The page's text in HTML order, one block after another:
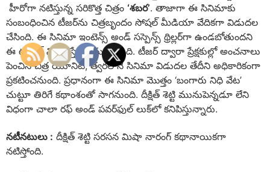
హీరోగా నటిస్తున్న సరికొత్త చిత్రం ‘శబర’. తాజాగా ఈ సినిమాకు
సంబంధించిన టీజర్‌ను చిత్రబృందం సోషల్ మీడియా వేదికగా విడుదల
చేసింది. ఈ సినిమా ఇంటెన్స్ అండ్ సస్పెన్స్ థ్రిల్లర్‌గా ఉండబోతుందని
ఈ టిజాజ్ ని చూస్తే అర్థమవుతోంది. టీజర్ ద్వారా ప్రేక్షకుల్లో అంచనాలు
పెంచిన చిత్ర యూనిట్, త్వరలోనే సినిమా విడుదల తేదీని అధికారికంగా
ప్రకటించనుంది. ప్రధానంగా ఈ సినిమా మొత్తం ‘బంగారు నిధి వేట’
చుట్టూ తిరిగే కథాంశంతో సాగనుంది. దీక్షిత్ శెట్టి మునుపెన్నడూ లేని
విధంగా చాలా రఫ్ అండ్ పవర్‌ఫుల్ లుక్‌లో కనిపిస్తున్నారు.
నటీనటులు : దీక్షిత్ శెట్టి సరసన మిషా నారంగ్ కథానాయికగా
నటిస్తోంది.